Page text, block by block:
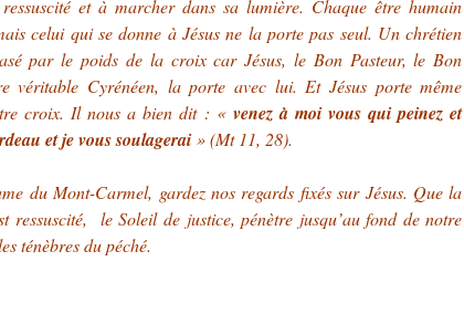
et à marcher dans sa lumière. Chaque être humain
celui qui se donne à Jésus ne la porte pas seul. Un chrétien
par le poids de la croix car Jésus, le Bon Pasteur, le Bon
véritable Cyrénéen, la porte avec lui. Et Jésus porte même
croix. Il nous a bien dit : «venez à moi vous qui peinez et
et je vous soulagerai » (Mt 11, 28).
du Mont-Carmel, gardez nos regards fixés sur Jésus. Que la
ressuscité, le Soleil de justice, pénètre jusqu’au fond de notre
ténèbres du péché.